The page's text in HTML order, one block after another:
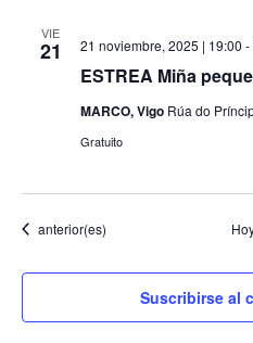
VIE
21
ESTREA Miña
21 noviembre, 2025 | 19:00 -
MARCO, Vigo Rúa do
Gratuito
Eventos
anterior(es)
Suscribirse al